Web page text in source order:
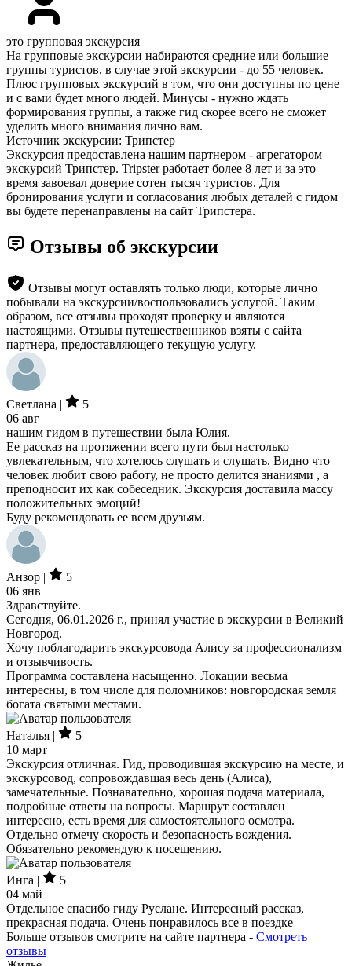
это групповая экскурсия
На групповые экскурсии набираются средние или большие
группы туристов, в случае этой экскурсии - до 55 человек.
Плюс групповых экскурсий в том, что они доступны по цене
и с вами будет много людей. Минусы - нужно ждать
формирования группы, а также гид скорее всего не сможет
уделить много внимания лично вам.
Источник экскурсии: Трипстер
Экскурсия предоставлена нашим партнером - агрегатором
экскурсий Трипстер. Tripster работает более 8 лет и за это
время завоевал доверие сотен тысяч туристов. Для
бронирования услуги и согласования любых деталей с гидом
вы будете перенаправлены на сайт Трипстера.
Отзывы об экскурсии
Отзывы могут оставлять только люди, которые лично
побывали на экскурсии/воспользовались услугой. Таким
образом, все отзывы проходят проверку и являются
настоящими. Отзывы путешественников взяты с сайта
партнера, предоставляющего текущую услугу.
Светлана |
5
06 авг
нашим гидом в путешествии была Юлия.
Ее рассказ на протяжении всего пути был настолько
увлекательным, что хотелось слушать и слушать. Видно что
человек любит свою работу, не просто делится знаниями , а
преподносит их как собеседник. Экскурсия доставила массу
положительных эмоций!
Буду рекомендовать ее всем друзьям.
Анзор |
5
06 янв
Здравствуйте.
Сегодня, 06.01.2026 г., принял участие в экскурсии в Великий
Новгород.
Хочу поблагодарить экскурсовода Алису за профессионализм
и отзывчивость.
Программа составлена насыщенно. Локации весьма
интересны, в том числе для поломников: новгородская земля
богата святыми местами.
Наталья |
5
10 март
Экскурсия отличная. Гид, проводившая экскурсию на месте, и
экскурсовод, сопровождавшая весь день (Алиса),
замечательные. Познавательно, хорошая подача материала,
подробные ответы на вопросы. Маршрут составлен
интересно, есть время для самостоятельного осмотра.
Отдельно отмечу скорость и безопасность вождения.
Обязательно рекомендую к посещению.
Инга |
5
04 май
Отдельное спасибо гиду Руслане. Интересный рассказ,
прекрасная подача. Очень понравилось все в поездке
Больше отзывов смотрите на сайте партнера - Смотреть
отзывы